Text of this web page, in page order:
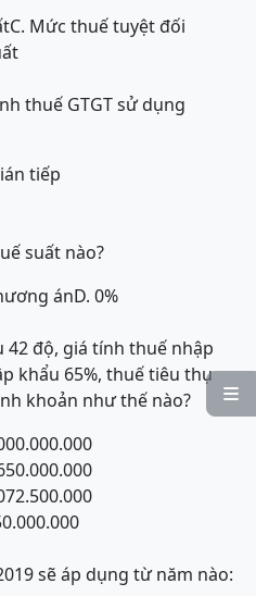

C. Mức thuế tuyệt đối
thuế GTGT sử dụng
tiếp
suất nào?
ánD. 0%
42 độ, giá tính thuế nhập
khẩu 65%, thuế tiêu thụ
khoản như thế nào?
sẽ áp dụng từ năm nào: